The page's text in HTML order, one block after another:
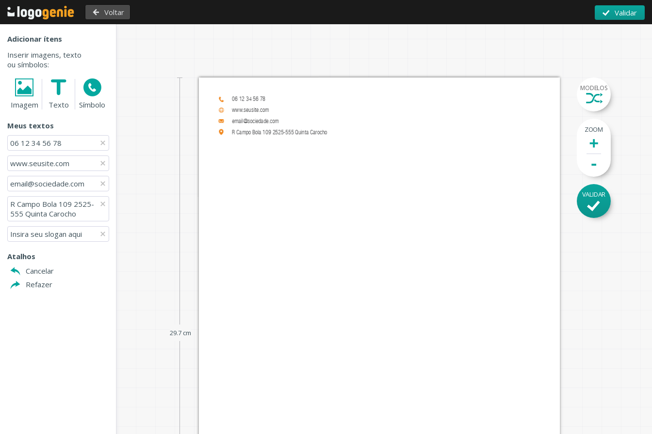
Voltar Validar
Adicionar ítens
Inserir imagens, texto
ou símbolos:
Imagem Texto Símbolo
Meus textos
06 12 34 56 78
www.seusite.com
email@sociedade.com
R Campo Bola 109 2525-
555 Quinta Carocho
Insira seu slogan aqui
Atalhos
Cancelar
Refazer
29.7 cm
MODELOS
ZOOM
+
-
VALIDAR
email@sociedade.com
R Campo Bola 109 2525-555 Quinta Carocho
06 12 34 56 78
www.seusite.com